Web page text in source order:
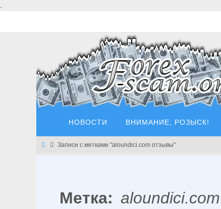
.
НОВОСТИ ВНИМАНИЕ, РОЗЫСК!
Главная
Записи с метками "aloundici.com отзывы"
Метка: